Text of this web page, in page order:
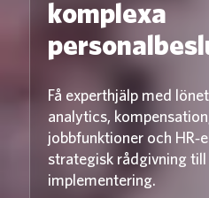
komplexa
Få experthjälp med
analytics,
jobbfunktioner och
strategisk rådgivning till
implementering.